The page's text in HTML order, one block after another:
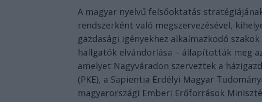
A magyar nyelvű felsőoktatás
rendszerként való megszervezésével,
gazdasági igényekhez alkalmazkodó
hallgatók elvándorlása – állapították meg
amelyet Nagyváradon szerveztek a
(PKE), a Sapientia Erdélyi Magyar
magyarországi Emberi Erőforrások